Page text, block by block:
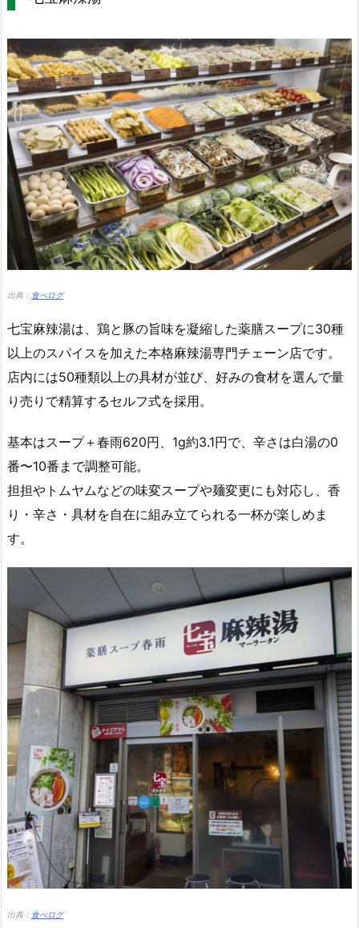
出典： 食べログ
七宝麻辣湯は、鶏と豚の旨味を凝縮した薬膳スープに30種
以上のスパイスを加えた本格麻辣湯専門チェーン店です。
店内には50種類以上の具材が並び、好みの食材を選んで量
り売りで精算するセルフ式を採用。
基本はスープ＋春雨620円、1g約3.1円で、辛さは白湯の0
番〜10番まで調整可能。
担担やトムヤムなどの味変スープや麺変更にも対応し、香
り・辛さ・具材を自在に組み立てられる一杯が楽しめま
す。
出典： 食べログ